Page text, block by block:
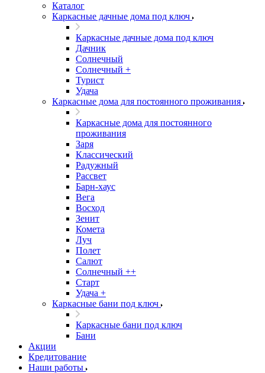
Каталог
Каркасные дачные дома под ключ
Каркасные дачные дома под ключ
Дачник
Солнечный
Солнечный +
Турист
Удача
Каркасные дома для постоянного проживания
Каркасные дома для постоянного
проживания
Заря
Классический
Радужный
Рассвет
Барн-хаус
Вега
Восход
Зенит
Комета
Луч
Полет
Салют
Солнечный ++
Старт
Удача +
Каркасные бани под ключ
Каркасные бани под ключ
Бани
Акции
Кредитование
Наши работы